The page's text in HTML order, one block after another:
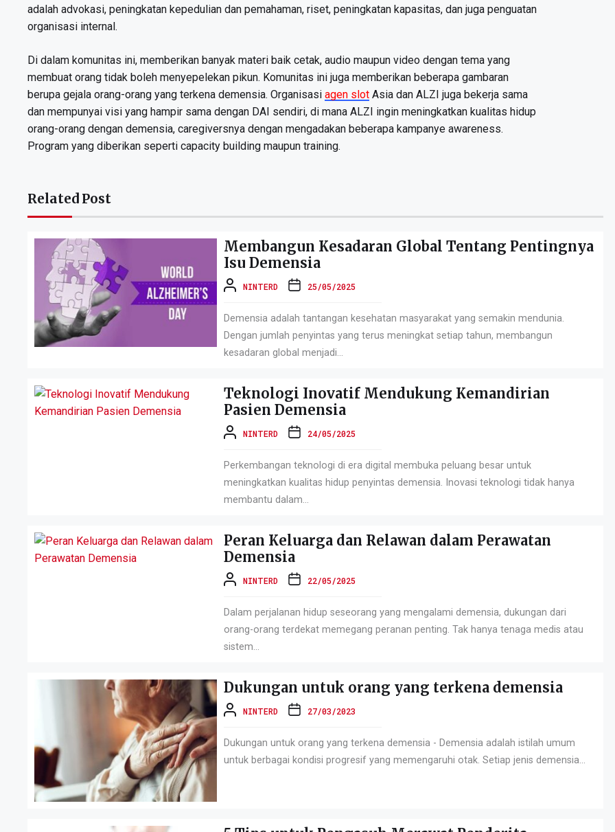
adalah advokasi, peningkatan kepedulian dan pemahaman, riset, peningkatan kapasitas, dan juga penguatan
organisasi internal.
Di dalam komunitas ini, memberikan banyak materi baik cetak, audio maupun video dengan tema yang
membuat orang tidak boleh menyepelekan pikun. Komunitas ini juga memberikan beberapa gambaran
berupa gejala orang-orang yang terkena demensia. Organisasi agen slot Asia dan ALZI juga bekerja sama
dan mempunyai visi yang hampir sama dengan DAI sendiri, di mana ALZI ingin meningkatkan kualitas hidup
orang-orang dengan demensia, caregiversnya dengan mengadakan beberapa kampanye awareness.
Program yang diberikan seperti capacity building maupun training.
Related Post
Membangun Kesadaran Global Tentang Pentingnya
Isu Demensia
NINTERD 25/05/2025
Demensia adalah tantangan kesehatan masyarakat yang semakin mendunia.
Dengan jumlah penyintas yang terus meningkat setiap tahun, membangun
kesadaran global menjadi...
Teknologi Inovatif Mendukung Kemandirian
Pasien Demensia
NINTERD 24/05/2025
Perkembangan teknologi di era digital membuka peluang besar untuk
meningkatkan kualitas hidup penyintas demensia. Inovasi teknologi tidak hanya
membantu dalam...
Peran Keluarga dan Relawan dalam Perawatan
Demensia
NINTERD 22/05/2025
Dalam perjalanan hidup seseorang yang mengalami demensia, dukungan dari
orang-orang terdekat memegang peranan penting. Tak hanya tenaga medis atau
sistem...
Dukungan untuk orang yang terkena demensia
NINTERD 27/03/2023
Dukungan untuk orang yang terkena demensia - Demensia adalah istilah umum
untuk berbagai kondisi progresif yang memengaruhi otak. Setiap jenis demensia...